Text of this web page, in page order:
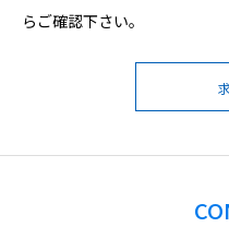
らご確認下さい。